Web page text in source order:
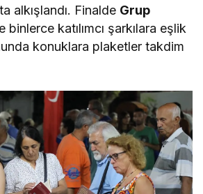
alkışlandı. Finalde Grup
binlerce katılımcı şarkılara eşlik
konuklara plaketler takdim